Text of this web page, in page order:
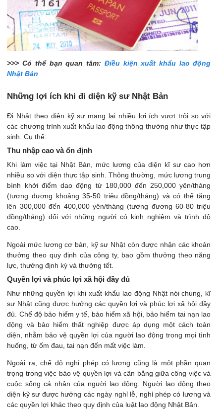
>>> Có thể bạn quan tâm: Điều kiện xuất khẩu lao động
Nhật Bản
Những lợi ích khi đi diện kỹ sư Nhật Bản
Đi Nhật theo diện kỹ sư mang lại nhiều lợi ích vượt trội so với
các chương trình xuất khẩu lao động thông thường như thực tập
sinh. Cụ thể:
Thu nhập cao và ổn định
Khi làm việc tại Nhật Bản, mức lương của diện kĩ sư cao hơn
nhiều so với diện thực tập sinh. Thông thường, mức lương trung
bình khởi điểm dao động từ 180,000 đến 250,000 yên/tháng
(tương đương khoảng 35-50 triệu đồng/tháng) và có thể tăng
lên 300,000 đến 400,000 yên/tháng (tương đương 60-80 triệu
đồng/tháng) đối với những người có kinh nghiệm và trình độ
cao.
Ngoài mức lương cơ bản, kỹ sư Nhật còn được nhận các khoản
thưởng theo quy định của công ty, bao gồm thưởng theo năng
lực, thưởng định kỳ và thưởng tết.
Quyền lợi và phúc lợi xã hội đầy đủ
Như những quyền lợi khi xuất khẩu lao động Nhật nói chung, kĩ
sư Nhật cũng được hưởng các quyền lợi và phúc lợi xã hội đầy
đủ. Chế độ bảo hiểm y tế, bảo hiểm xã hội, bảo hiểm tai nạn lao
động và bảo hiểm thất nghiệp được áp dụng một cách toàn
diện, nhằm bảo vệ quyền lợi của người lao động trong mọi tình
huống, từ ốm đau, tai nạn đến mất việc làm.
Ngoài ra, chế độ nghỉ phép có lương cũng là một phần quan
trọng trong việc bảo vệ quyền lợi và cân bằng giữa công việc và
cuộc sống cá nhân của người lao động. Người lao động theo
diện kỹ sư được hưởng các ngày nghỉ lễ, nghỉ phép có lương và
các quyền lợi khác theo quy định của luật lao động Nhật Bản.